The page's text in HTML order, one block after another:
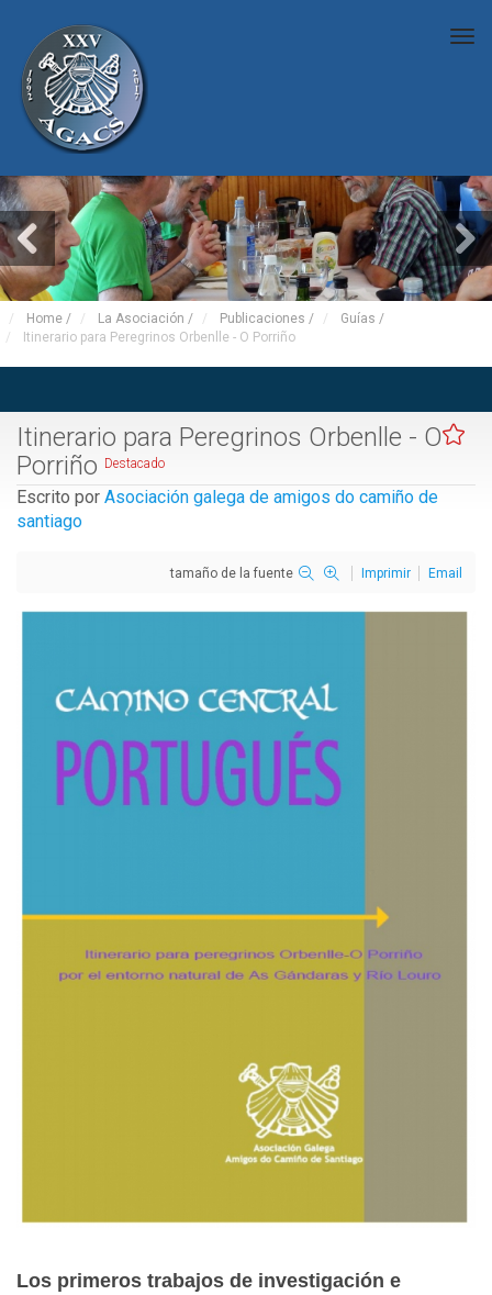
Home / La Asociación / Publicaciones / Guías /
Itinerario para Peregrinos Orbenlle - O Porriño
Itinerario para Peregrinos Orbenlle - O
Porriño Destacado
Escrito por Asociación galega de amigos do camiño de
santiago
tamaño de la fuente Imprimir Email
Los primeros trabajos de investigación e